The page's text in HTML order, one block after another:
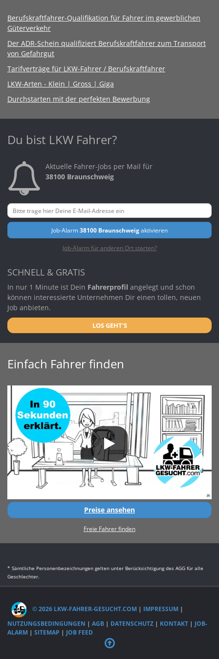
Berufskraftfahrer-Qualifikation für Fahrer im gewerblichen
Güterverkehr
Der ADR-Schein qualifiziert Berufskraftfahrer zum Transport
von Gefahrgut
Tarifverträge für LKW-Fahrer / Berufskraftfahrer
LKW-Arten - Klein | Gross | Giga
Durchstarten mit der perfekten Bewerbung
Du bist LKW Fahrer?
Aktuelle Fahrer-Jobs per Mail für
38100 Braunschweig
Job-Alarm38100 Braunschweigaktivieren
Job-Alarm für anderen Ort starten?
SCHNELL & GRATIS
In nur 1 Minute ist Dein Fahrerprofil angelegt und schon
können interessierte Unternehmen Dir einen tollen, neuen
Job anbieten.
LOS GEHT'S
Einfach Fahrer finden
Preise ansehen
Freie Fahrer finden
* Sämtliche Personenbezeichnungen gelten unter Berücksichtigung des AGG für alle
Geschlechter.
© 2026 LKW-FAHRER-GESUCHT.COM | IMPRESSUM |
NUTZUNGSBEDINGUNGEN | AGB | DATENSCHUTZ | KONTAKT | JOB-
ALARM | SITEMAP | JOB FEED